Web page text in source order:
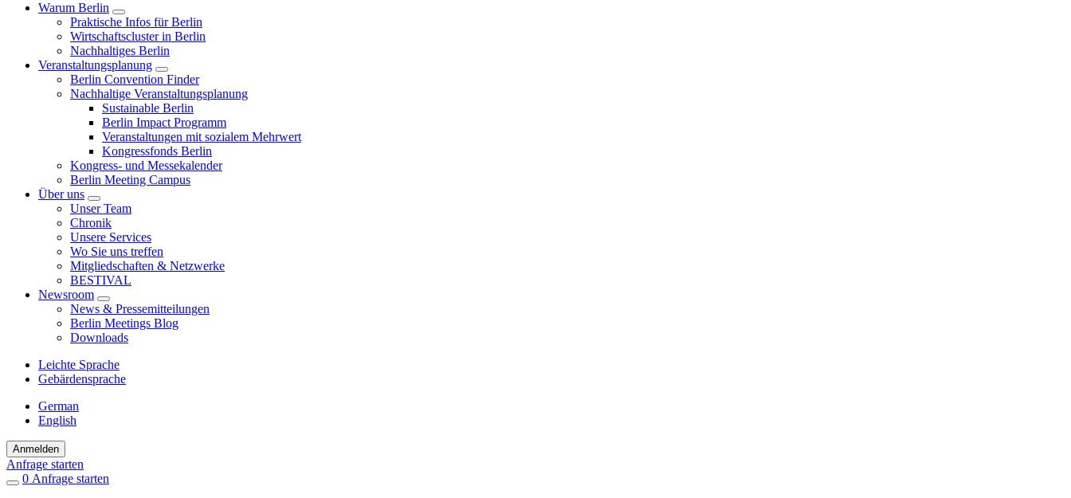
Warum Berlin
Praktische Infos für Berlin
Wirtschaftscluster in Berlin
Nachhaltiges Berlin
Veranstaltungsplanung
Berlin Convention Finder
Nachhaltige Veranstaltungsplanung
Sustainable Berlin
Berlin Impact Programm
Veranstaltungen mit sozialem Mehrwert
Kongressfonds Berlin
Kongress- und Messekalender
Berlin Meeting Campus
Über uns
Unser Team
Chronik
Unsere Services
Wo Sie uns treffen
Mitgliedschaften & Netzwerke
BESTIVAL
Newsroom
News & Pressemitteilungen
Berlin Meetings Blog
Downloads
Leichte Sprache
Gebärdensprache
German
English
Anmelden
Anfrage starten
0 Einträge
Anfrage starten